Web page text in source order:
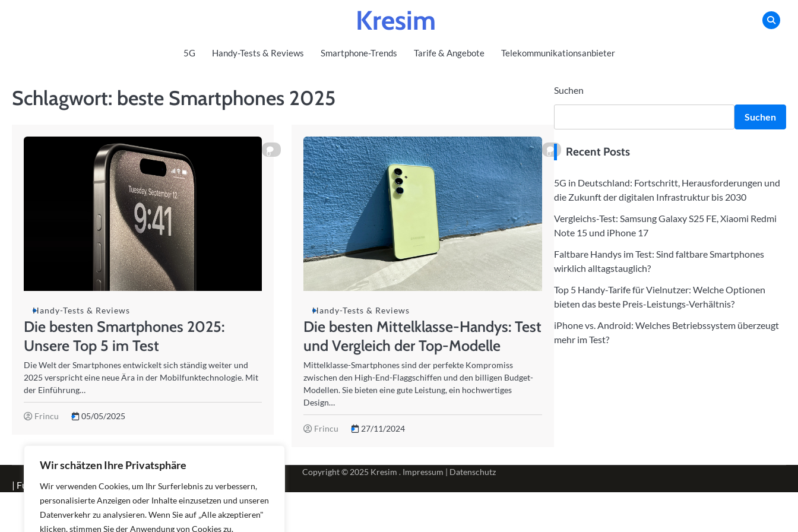
Wir schätzen Ihre Privatsphäre
Wir verwenden Cookies, um Ihr Surferlebnis zu verbessern,
personalisierte Anzeigen oder Inhalte einzusetzen und unseren
Datenverkehr zu analysieren. Wenn Sie auf „Alle akzeptieren"
klicken, stimmen Sie der Anwendung von Cookies zu.
Kresim
5G Handy-Tests & Reviews Smartphone-Trends Tarife & Angebote Telekommunikationsanbieter
Schlagwort: beste Smartphones 2025
0
Handy-Tests & Reviews
Die besten Smartphones 2025:
Unsere Top 5 im Test
Die Welt der Smartphones entwickelt sich ständig weiter und
2025 verspricht eine neue Ära in der Mobilfunktechnologie. Mit
der Einführung…
Frincu 05/05/2025
0
Handy-Tests & Reviews
Die besten Mittelklasse-Handys: Test
und Vergleich der Top-Modelle
Mittelklasse-Smartphones sind der perfekte Kompromiss
zwischen den High-End-Flaggschiffen und den billigen Budget-
Modellen. Sie bieten eine gute Leistung, ein hochwertiges
Design…
Frincu 27/11/2024
Suchen
Suchen
Recent Posts
5G in Deutschland: Fortschritt, Herausforderungen und
die Zukunft der digitalen Infrastruktur bis 2030
Vergleichs-Test: Samsung Galaxy S25 FE, Xiaomi Redmi
Note 15 und iPhone 17
Faltbare Handys im Test: Sind faltbare Smartphones
wirklich alltagstauglich?
Top 5 Handy-Tarife für Vielnutzer: Welche Optionen
bieten das beste Preis-Leistungs-Verhältnis?
iPhone vs. Android: Welches Betriebssystem überzeugt
mehr im Test?
Copyright © 2025 Kresim . Impressum | Datenschutz
| Fuzion Blog byAscendoor| Powered byWordPress.